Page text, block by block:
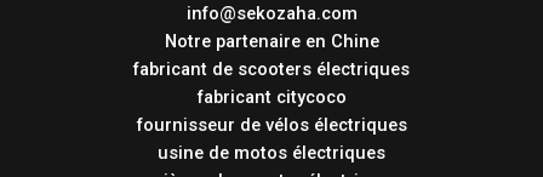
info@sekozaha.com
Notre partenaire en Chine
fabricant de scooters électriques
fabricant citycoco
fournisseur de vélos électriques
usine de motos électriques